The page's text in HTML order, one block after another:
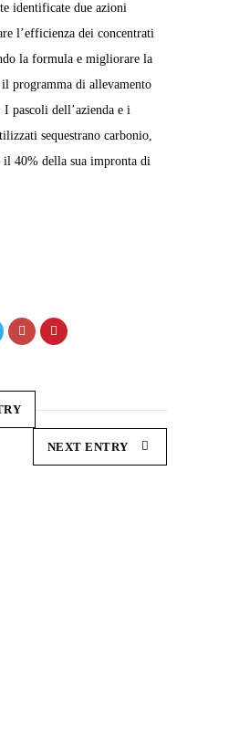
identificate due azioni
l’efficienza dei concentrati
la formula e migliorare la
il programma di allevamento
pascoli dell’azienda e i
sequestrano carbonio,
il 40% della sua impronta di
NEXT ENTRY